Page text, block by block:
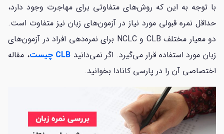
با توجه به این که روش‌های متفاوتی برای مهاجرت وجود دارد،
حداقل نمره قبولی مورد نیاز در آزمون‌های زبان نیز متفاوت است.
دو معیار مختلف CLB و NCLC برای نمره‌دهی افراد در آزمون‌های
زبان مورد استفاده قرار می‌گیرد. اگر نمی‌دانید CLB چیست
، مقاله
اختصاصی آن را در پارسی کانادا بخوانید.